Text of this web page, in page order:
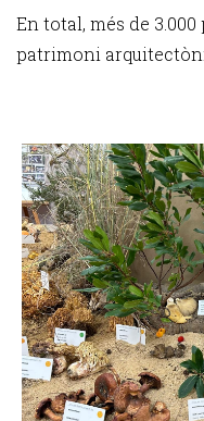
En total, més de
patrimoni